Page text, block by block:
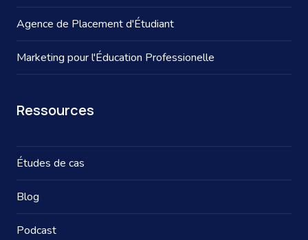
Agence de Placement d'Étudiant
Marketing pour l'Éducation Professionelle
Ressources
Études de cas
Blog
Podcast